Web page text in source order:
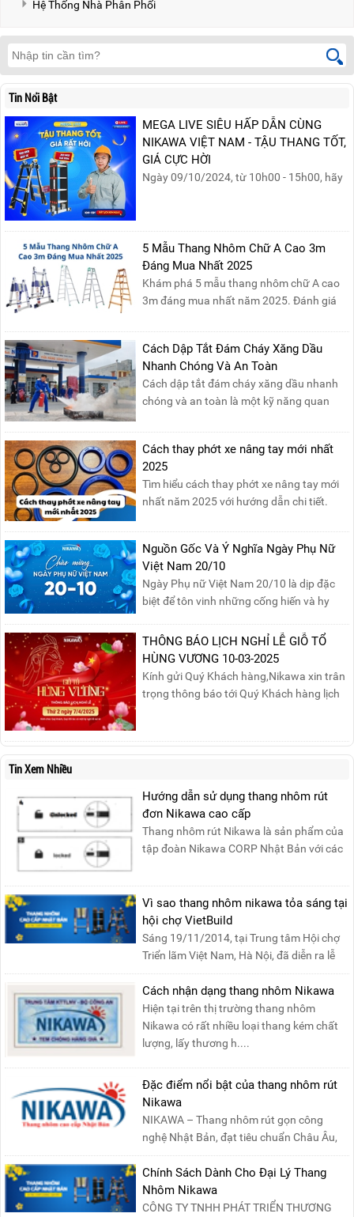
Hệ Thống Nhà Phân Phối
Tin Nổi Bật
MEGA LIVE SIÊU HẤP DẪN CÙNG
NIKAWA VIỆT NAM - TẬU THANG TỐT,
GIÁ CỰC HỜI
Ngày 09/10/2024, từ 10h00 - 15h00, hãy
phần quà siêu hấp dẫn và mua sắm
những sản phẩm thang chính hãng với
mức giá không thể tốt hơn!Tham gia
Mega Live, bạn sẽ nhận được gì?...
5 Mẫu Thang Nhôm Chữ A Cao 3m
Đáng Mua Nhất 2025
Khám phá 5 mẫu thang nhôm chữ A cao
3m đáng mua nhất năm 2025. Đánh giá
sản phẩm phù hợp!
Cách Dập Tắt Đám Cháy Xăng Dầu
Nhanh Chóng Và An Toàn
Cách dập tắt đám cháy xăng dầu nhanh
chóng và an toàn là một kỹ năng quan
cháy xăng dầu rất dễ lan rộng và gây thiệt
hại nghiêm trọng nếu không được xử lý kịp
thời. Vì vậy, việc hiểu rõ các phương pháp
dập tắt...
Cách thay phớt xe nâng tay mới nhất
2025
Tìm hiểu cách thay phớt xe nâng tay mới
nhất năm 2025 với hướng dẫn chi tiết.
phớt đúng cách, giúp xe nâng hoạt động
hiệu quả và bền lâu!
Nguồn Gốc Và Ý Nghĩa Ngày Phụ Nữ
Việt Nam 20/10
Ngày Phụ nữ Việt Nam 20/10 là dịp đặc
biệt để tôn vinh những cống hiến và hy
Khởi nguồn từ sự ra đời của Hội Phụ nữ
phản đế Việt Nam vào năm 1930, ngày
này không chỉ ghi nhận vai trò quan trọng
của phụ nữ ...
THÔNG BÁO LỊCH NGHỈ LỄ GIỖ TỔ
HÙNG VƯƠNG 10-03-2025
Kính gửi Quý Khách hàng,Nikawa xin trân
trọng thông báo tới Quý Khách hàng lịch
07/04/2025, nhằm ngày Giỗ Tổ Hùng
Tin Xem Nhiều
Hướng dẫn sử dụng thang nhôm rút
đơn Nikawa cao cấp
Thang nhôm rút Nikawa là sản phẩm của
tập đoàn Nikawa CORP Nhật Bản với các
Vì sao thang nhôm nikawa tỏa sáng tại
hội chợ VietBuild
Sáng 19/11/2014, tại Trung tâm Hội chợ
Triển lãm Việt Nam, Hà Nội, đã diễn ra lễ
khai mạc “Triể....
Cách nhận dạng thang nhôm Nikawa
Hiện tại trên thị trường thang nhôm
Nikawa có rất nhiều loại thang kém chất
lượng, lấy thương h....
Đặc điểm nổi bật của thang nhôm rút
Nikawa
NIKAWA – Thang nhôm rút gọn công
nghệ Nhật Bản, đạt tiêu chuẩn Châu Âu,
đảm bảo sự an toàn tuy....
Chính Sách Dành Cho Đại Lý Thang
Nhôm Nikawa
CÔNG TY TNHH PHÁT TRIỂN THƯƠNG